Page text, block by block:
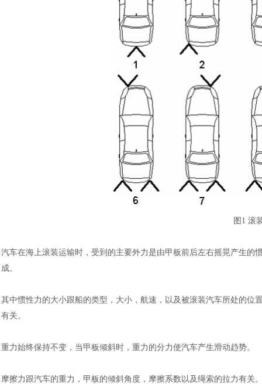
图 1 滚
汽车在海上滚装运输时，受到的主要外力是由甲板前后左右摇晃产生
成。
其中惯性力的大小跟船的类型，大小，航速，以及被滚装汽车所处的
有关。
重力始终保持不变，当甲板倾斜时，重力的分力使汽车产生滑动趋势。
摩擦力跟汽车的重力，甲板的倾斜角度，摩擦系数以及绳索的拉力有关